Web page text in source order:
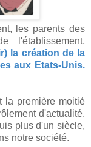
les parents des
l'établissement,
la création de la
aux Etats-Unis.
la première moitié
d'actualité.
plus d'un siècle,
notre société.